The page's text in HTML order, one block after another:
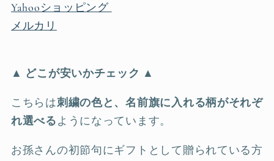
Yahooショッピング
メルカリ
▲ どこが安いかチェック ▲
こちらは刺繍の色と、名前旗に入れる柄がそれぞ
れ選べるようになっています。
お孫さんの初節句にギフトとして贈られている方